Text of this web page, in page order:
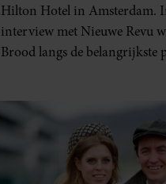
Hilton Hotel in Amsterdam.
interview met Nieuwe Revu
Brood langs de belangrijkste
aan herinneringen op. Daar
samen en werd dochter Lola